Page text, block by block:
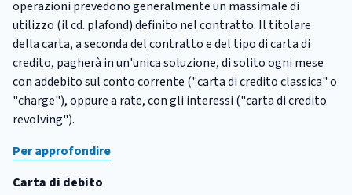
operazioni prevedono generalmente un massimale di
utilizzo (il cd. plafond) definito nel contratto. Il titolare
della carta, a seconda del contratto e del tipo di carta di
credito, pagherà in un'unica soluzione, di solito ogni mese
con addebito sul conto corrente ("carta di credito classica" o
"charge"), oppure a rate, con gli interessi ("carta di credito
revolving").
Per approfondire
Carta di debito